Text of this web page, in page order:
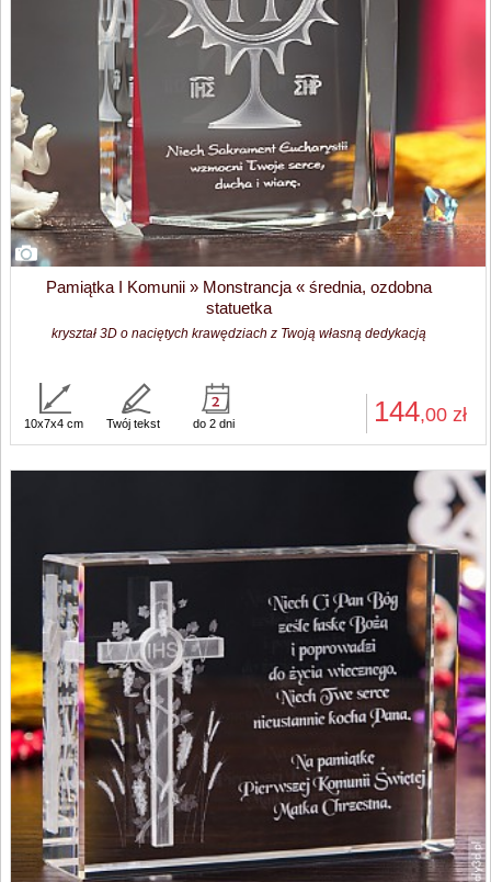
Pamiątka I Komunii » Monstrancja « średnia, ozdobna
statuetka
kryształ 3D o naciętych krawędziach z Twoją własną dedykacją
144,00 zł
10x7x4 cm Twój tekst do 2 dni